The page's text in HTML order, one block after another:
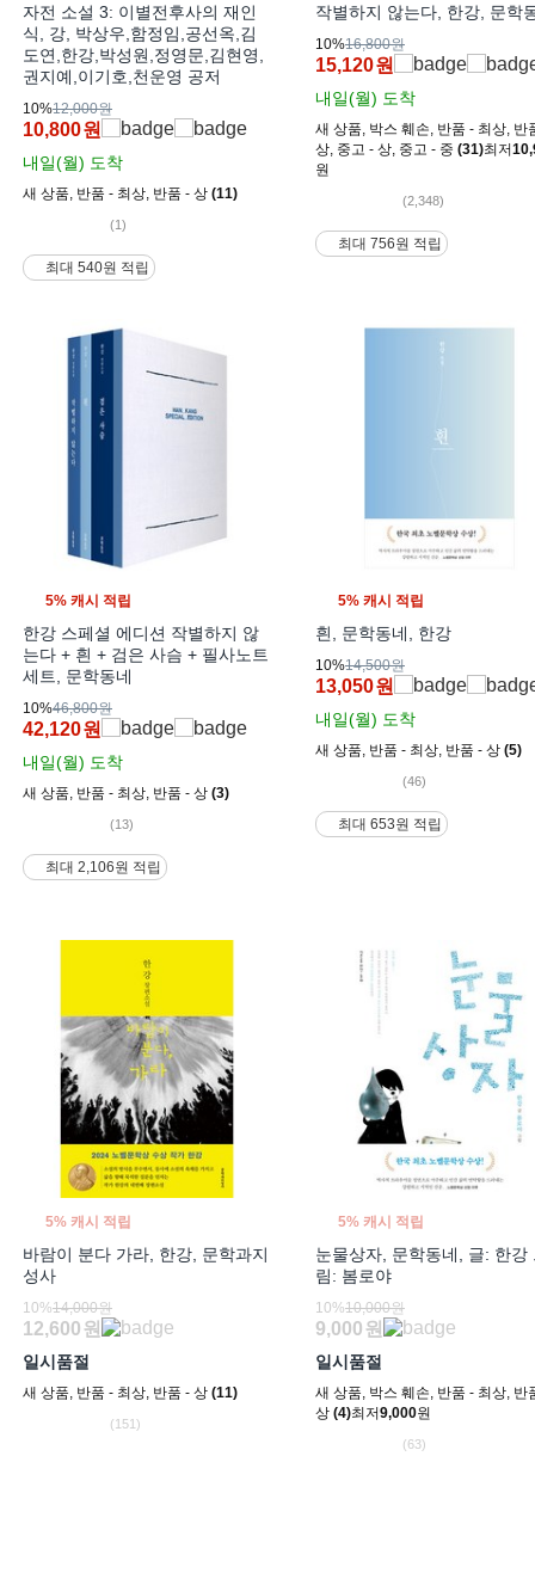
자전 소설 3: 이별전후사의 재인
식, 강, 박상우,함정임,공선옥,김
도연,한강,박성원,정영문,김현영,
권지예,이기호,천운영 공저
10%12,000원
10,800원
내일(월) 도착
새 상품, 반품 - 최상, 반품 - 상 (11)
(1)
최대 540원 적립
작별하지 않는다, 한강, 문학
10%16,800원
15,120원
내일(월) 도착
새 상품, 박스 훼손, 반품 - 최상, 반
상, 중고 - 상, 중고 - 중 (31)최저
원
(2,348)
최대 756원 적립
5% 캐시 적립
한강 스페셜 에디션 작별하지 않
는다 + 흰 + 검은 사슴 + 필사노트
세트, 문학동네
10%46,800원
42,120원
내일(월) 도착
새 상품, 반품 - 최상, 반품 - 상 (3)
(13)
최대 2,106원 적립
5% 캐시 적립
흰, 문학동네, 한강
10%14,500원
13,050원
내일(월) 도착
새 상품, 반품 - 최상, 반품 - 상 (5)
(46)
최대 653원 적립
5% 캐시 적립
바람이 분다 가라, 한강, 문학과지
성사
10%14,000원
12,600 원
일시품절
새 상품, 반품 - 최상, 반품 - 상 (11)
(151)
5% 캐시 적립
눈물상자, 문학동네, 글: 한강
림: 봄로야
10%10,000원
9,000 원
일시품절
새 상품, 박스 훼손, 반품 - 최상, 반
상 (4)최저9,000원
(63)